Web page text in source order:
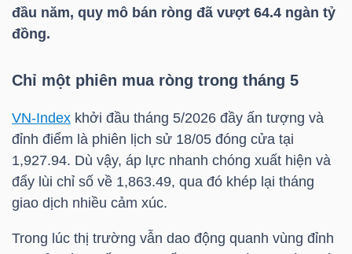
đầu năm, quy mô bán ròng đã vượt 64.4 ngàn tỷ
đồng.
Chỉ một phiên mua ròng trong tháng 5
VN-Index khởi đầu tháng 5/2026 đầy ấn tượng và
đỉnh điểm là phiên lịch sử 18/05 đóng cửa tại
1,927.94. Dù vậy, áp lực nhanh chóng xuất hiện và
đẩy lùi chỉ số về 1,863.49, qua đó khép lại tháng
giao dịch nhiều cảm xúc.
Trong lúc thị trường vẫn dao động quanh vùng đỉnh
BẤT
SẢN
TÀI
CHÍNH